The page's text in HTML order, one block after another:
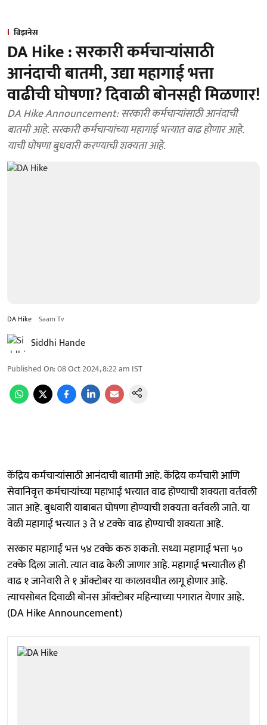
बिझनेस
DA Hike : सरकारी कर्मचाऱ्यांसाठी
आनंदाची बातमी, उद्या महागाई भत्ता
वाढीची घोषणा? दिवाळी बोनसही मिळणार!
DA Hike Announcement: सरकारी कर्मचाऱ्यांसाठी आनंदाची
बातमी आहे. सरकारी कर्मचाऱ्यांच्या महागाई भत्त्यात वाढ होणार आहे.
याची घोषणा बुधवारी करण्याची शक्यता आहे.
DA Hike Saam Tv
Siddhi Hande
Published On:08 Oct 2024, 8:22 am IST
केंद्रिय कर्मचाऱ्यांसाठी आनंदाची बातमी आहे. केंद्रिय कर्मचारी आणि
सेवानिवृत्त कर्मचाऱ्यांच्या महाभाई भत्त्यात वाढ होण्याची शक्यता वर्तवली
जात आहे. बुधवारी याबाबत घोषणा होण्याची शक्यता वर्तवली जाते. या
वेळी महागाई भत्त्यात ३ ते ४ टक्के वाढ होण्याची शक्यता आहे.
सरकार महागाई भत्त ५४ टक्के करु शकतो. सध्या महागाई भत्ता ५०
टक्के दिला जातो. त्यात वाढ केली जाणार आहे. महागाई भत्त्यातील ही
वाढ १ जानेवारी ते १ ऑक्टोबर या कालावधीत लागू होणार आहे.
त्याचसोबत दिवाळी बोनस ऑक्टोबर महिन्याच्या पगारात येणार आहे.
(DA Hike Announcement)